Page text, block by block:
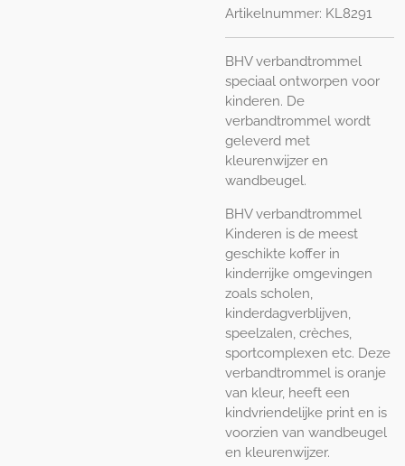
Artikelnummer: KL8291
BHV verbandtrommel
speciaal ontworpen voor
kinderen. De
verbandtrommel wordt
geleverd met
kleurenwijzer en
wandbeugel.
BHV verbandtrommel
Kinderen is de meest
geschikte koffer in
kinderrijke omgevingen
zoals scholen,
kinderdagverblijven,
speelzalen, crèches,
sportcomplexen etc. Deze
verbandtrommel is oranje
van kleur, heeft een
kindvriendelijke print en is
voorzien van wandbeugel
en kleurenwijzer.